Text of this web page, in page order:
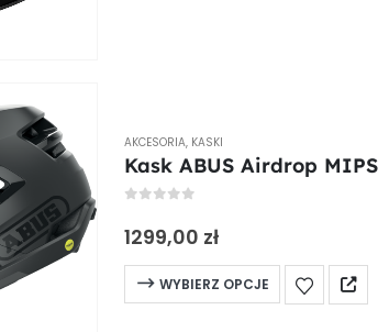
AKCESORIA, KASKI
Kask ABUS Airdrop MIPS
1299,00 zł
WYBIERZ OPCJE